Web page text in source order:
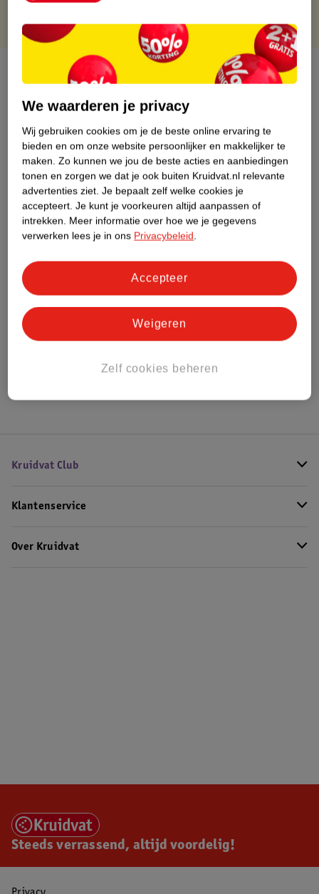
Over dit product
Productinformatie
Nature Impact Score
Dit product heeft (nog) geen Nature
Impact Score.
Meer informatie
Bekijk ook
Alle Wiegdekens
Hoe controleren wij de reviews?
Kruidvat Club
Klantenservice
Over Kruidvat
Steeds verrassend, altijd voordelig!
We waarderen je privacy
Wij gebruiken cookies om je de beste online ervaring te
bieden en om onze website persoonlijker en makkelijker te
maken. Zo kunnen we jou de beste acties en aanbiedingen
tonen en zorgen we dat je ook buiten Kruidvat.nl relevante
advertenties ziet. Je bepaalt zelf welke cookies je
accepteert. Je kunt je voorkeuren altijd aanpassen of
intrekken. Meer informatie over hoe we je gegevens
verwerken lees je in ons Privacybeleid.
Zelf cookies beheren
Weigeren
Accepteer